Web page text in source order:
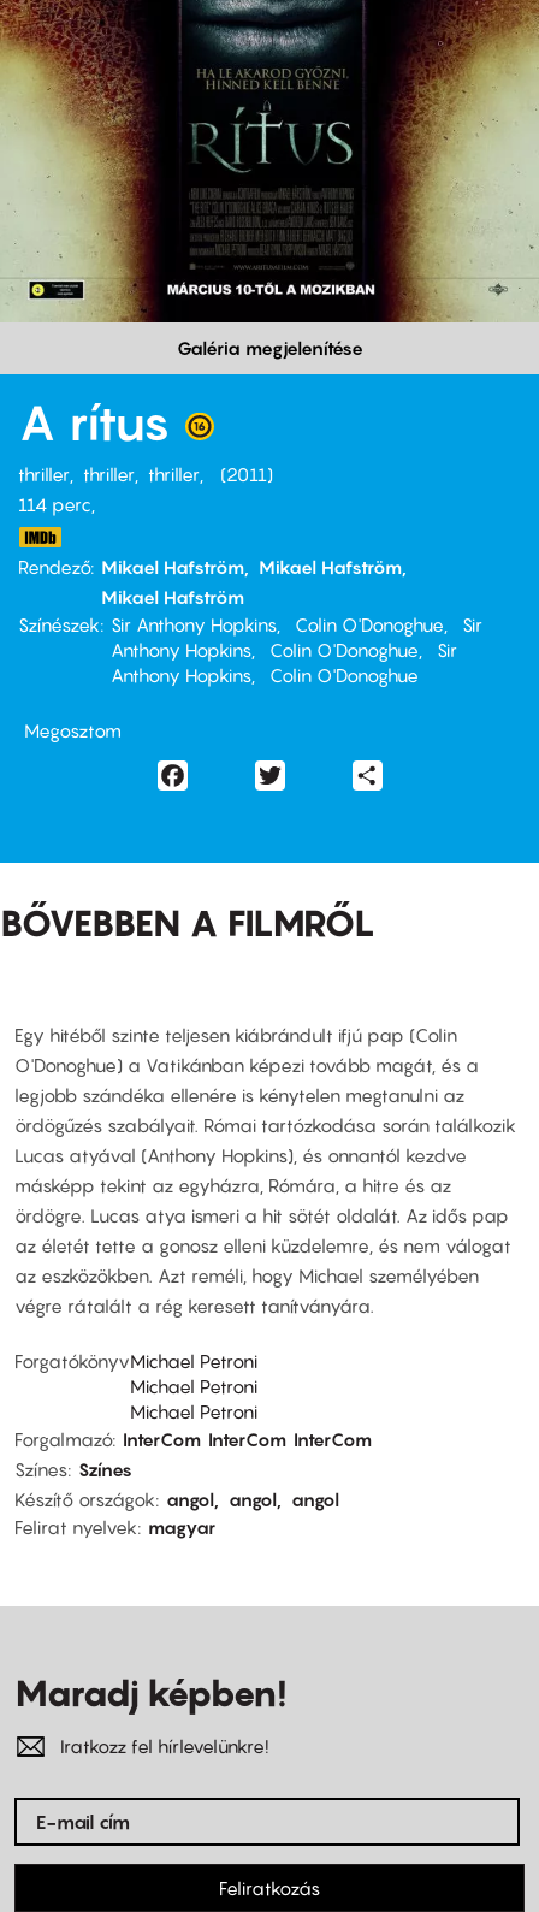
Galéria megjelenítése
A rítus
thriller thriller thriller
2011
114 perc,
Rendező Mikael Hafström
Mikael Hafström
Mikael Hafström
Színészek
Sir Anthony Hopkins Colin O'Donoghue
Sir
Anthony Hopkins
Colin O'Donoghue
Sir
Anthony Hopkins
Colin O'Donoghue
Megosztom
Facebook
BŐVEBBEN A FILMRŐL
Egy hitéből szinte teljesen kiábrándult ifjú pap (Colin
O'Donoghue) a Vatikánban képezi tovább magát, és a
legjobb szándéka ellenére is kénytelen megtanulni az
ördögűzés szabályait. Római tartózkodása során találkozik
Lucas atyával (Anthony Hopkins), és onnantól kezdve
másképp tekint az egyházra, Rómára, a hitre és az
ördögre. Lucas atya ismeri a hit sötét oldalát. Az idős pap
az életét tette a gonosz elleni küzdelemre, és nem válogat
az eszközökben. Azt reméli, hogy Michael személyében
végre rátalált a rég keresett tanítványára.
ForgatókönyvMichael Petroni
Michael Petroni
Michael Petroni
Forgalmazó InterCom InterCom InterCom
Színes Színes
Készítő országok
angol angol
angol
Felirat nyelvek
magyar
Maradj képben!
Iratkozz fel hírlevelünkre!
Feliratkozás